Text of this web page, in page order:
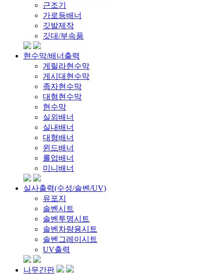
근조기
가로등배너
깃발제작
깃대/부속품
현수막/배너출력
게릴라현수막
게시대현수막
족자현수막
대형현수막
현수막
실외배너
실내배너
대형배너
윈드배너
롤업배너
미니배너
실사출력(수성/솔벤/UV)
유포지
솔벤시트
솔벤투명시트
솔벤차량용시트
솔벤그레이시트
UV출력
나무간판